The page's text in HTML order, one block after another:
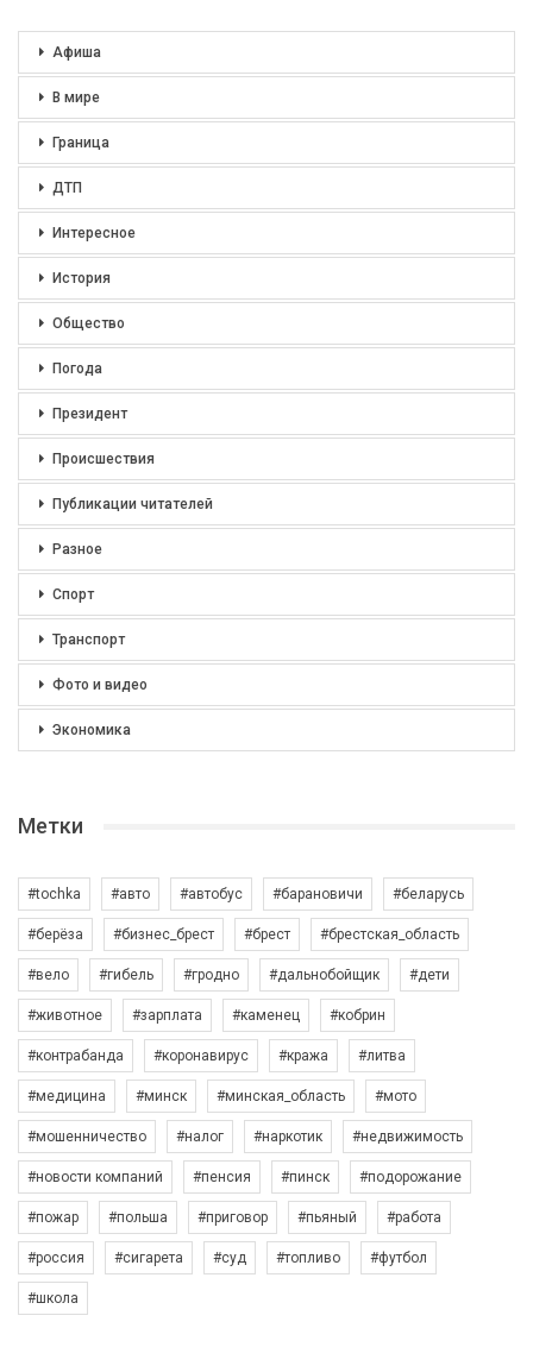
Афиша
В мире
Граница
ДТП
Интересное
История
Общество
Погода
Президент
Происшествия
Публикации читателей
Разное
Спорт
Транспорт
Фото и видео
Экономика
Метки
#tochka #авто #автобус #барановичи #беларусь
#берёза #бизнес_брест #брест #брестская_область
#вело #гибель #гродно #дальнобойщик #дети
#животное #зарплата #каменец #кобрин
#контрабанда #коронавирус #кража #литва
#медицина #минск #минская_область #мото
#мошенничество #налог #наркотик #недвижимость
#новости компаний #пенсия #пинск #подорожание
#пожар #польша #приговор #пьяный #работа
#россия #сигарета #суд #топливо #футбол
#школа